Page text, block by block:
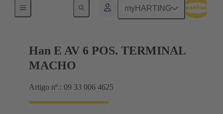
myHARTING
Terminal block connector
Han E AV 6 POS. TERMINAL
MACHO
Artigo nº.: 09 33 006 4625